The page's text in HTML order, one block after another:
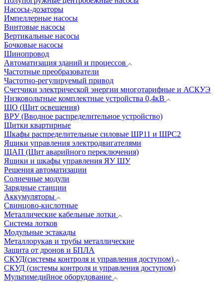
Насосы-дозаторы
Импеллерные насосы
Винтовые насосы
Вертикальные насосы
Бочковые насосы
Шинопровод
Автоматизация зданий и процессов
Частотные преобразователи
Частотно-регулируемый привод
Счетчики электрической энергии многотарифные и АСКУЭ
Низковольтные комплектные устройства 0,4кВ
ЩО (Щит освещения)
ВРУ (Вводное распределительное устройство)
Щитки квартирные
Шкафы распределительные силовые ШР11 и ШРС2
Ящики управления электродвигателями
ЩАП (Щит аварийного переключения)
Ящики и шкафы управления ЯУ ШУ
Решения автоматизации
Солнечные модули
Зарядные станции
Аккумуляторы
Свинцово-кислотные
Металлические кабельные лотки
Система лотков
Модульные эстакады
Металлорукав и трубы металлические
Защита от дронов и БПЛА
СКУД(системы контроля и управления доступом)
СКУД (системы контроля и управления доступом)
Мультимедийное оборудование